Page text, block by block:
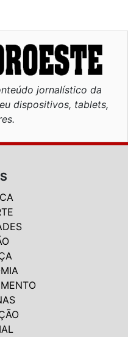
jornalístico da
dispositivos, tablets,